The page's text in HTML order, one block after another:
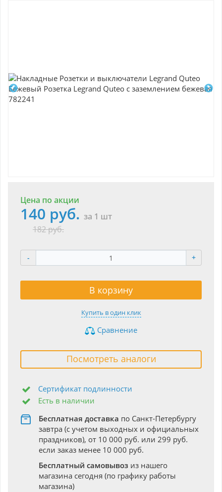
Цена по акции
140 руб. за 1 шт
182 руб.
- +
В корзину
Купить в один клик
Сравнение
Посмотреть аналоги
Сертификат подлинности
Есть в наличии
Бесплатная доставка по Санкт-Петербургу
завтра (с учетом выходных и официальных
праздников), от 10 000 руб. или 299 руб.
если заказ менее 10 000 руб.
Бесплатный самовывоз из нашего
магазина сегодня (по графику работы
магазина)